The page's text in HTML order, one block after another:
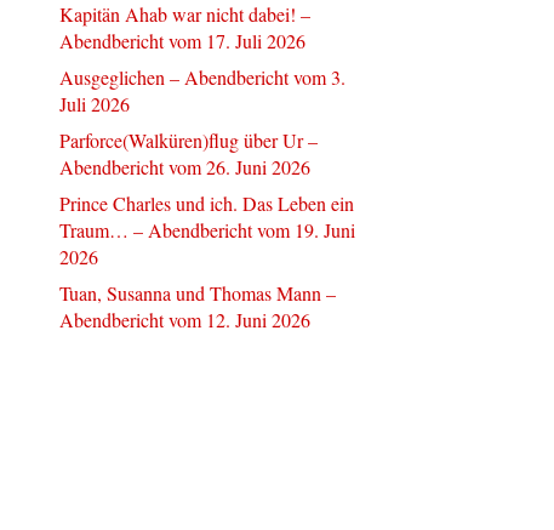
Kapitän Ahab war nicht dabei! –
Abendbericht vom 17. Juli 2026
Ausgeglichen – Abendbericht vom 3.
Juli 2026
Parforce(Walküren)flug über Ur –
Abendbericht vom 26. Juni 2026
Prince Charles und ich. Das Leben ein
Traum… – Abendbericht vom 19. Juni
2026
Tuan, Susanna und Thomas Mann –
Abendbericht vom 12. Juni 2026